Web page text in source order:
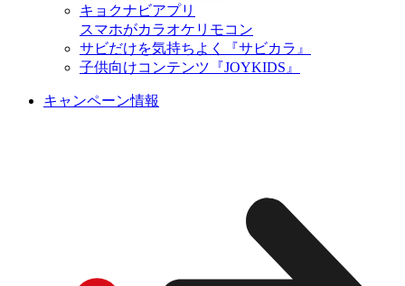
キョクナビアプリ
スマホがカラオケリモコン
サビだけを気持ちよく『サビカラ』
子供向けコンテンツ『JOYKIDS』
キャンペーン情報